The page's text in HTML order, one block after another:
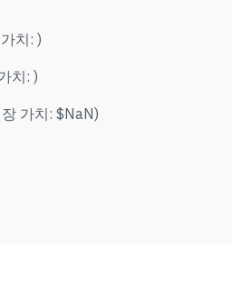
치: )
치: )
가치: $NaN)